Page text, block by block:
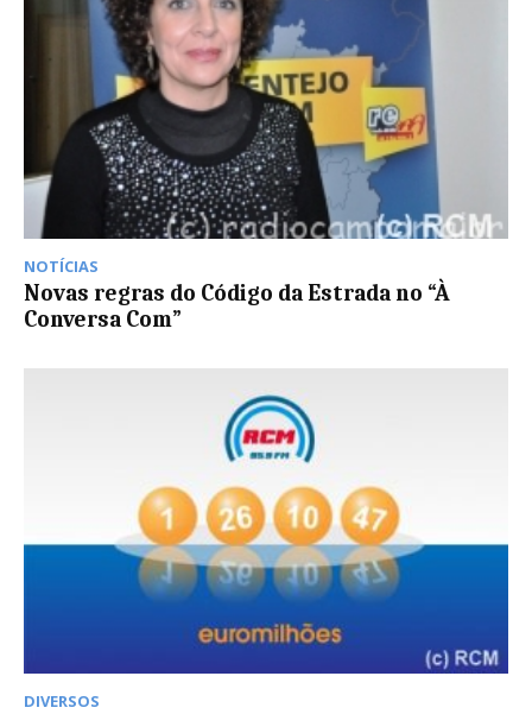
NOTÍCIAS
Novas regras do Código da Estrada no “À
Conversa Com”
DIVERSOS